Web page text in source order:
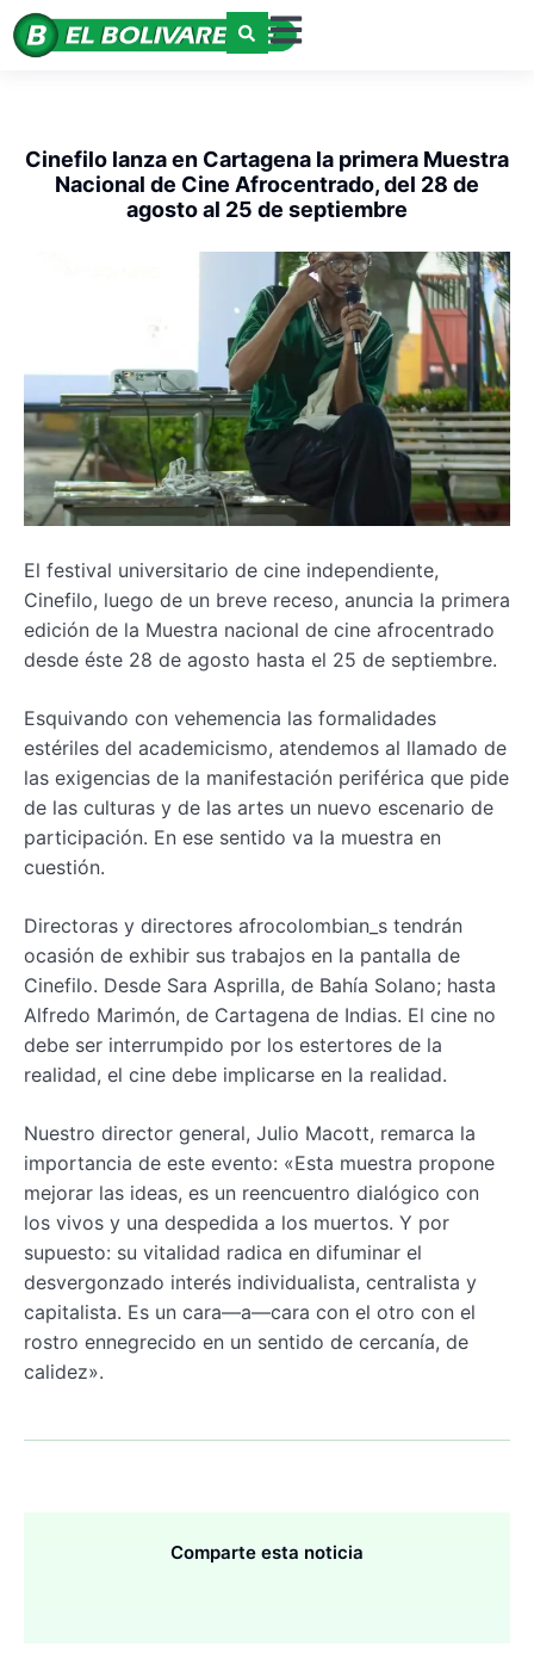
Cinefilo lanza en Cartagena la primera Muestra
Nacional de Cine Afrocentrado, del 28 de
agosto al 25 de septiembre
El festival universitario de cine independiente,
Cinefilo, luego de un breve receso, anuncia la primera
edición de la Muestra nacional de cine afrocentrado
desde éste 28 de agosto hasta el 25 de septiembre.
Esquivando con vehemencia las formalidades
estériles del academicismo, atendemos al llamado de
las exigencias de la manifestación periférica que pide
de las culturas y de las artes un nuevo escenario de
participación. En ese sentido va la muestra en
cuestión.
Directoras y directores afrocolombian_s tendrán
ocasión de exhibir sus trabajos en la pantalla de
Cinefilo. Desde Sara Asprilla, de Bahía Solano; hasta
Alfredo Marimón, de Cartagena de Indias. El cine no
debe ser interrumpido por los estertores de la
realidad, el cine debe implicarse en la realidad.
Nuestro director general, Julio Macott, remarca la
importancia de este evento: «Esta muestra propone
mejorar las ideas, es un reencuentro dialógico con
los vivos y una despedida a los muertos. Y por
supuesto: su vitalidad radica en difuminar el
desvergonzado interés individualista, centralista y
capitalista. Es un cara—a—cara con el otro con el
rostro ennegrecido en un sentido de cercanía, de
calidez».
Comparte esta noticia